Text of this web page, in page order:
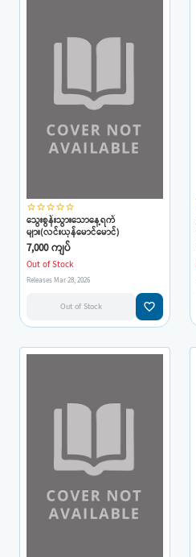
star_borderstar_borderstar_borderstar_borderstar_border
သွေးစွန်းသွားသောနေ့ရက်
များ(လင်းယုန်မောင်မောင်)
7,000 ကျပ်
Out of Stock
Releases Mar 28, 2026
Out of Stock favorite_border